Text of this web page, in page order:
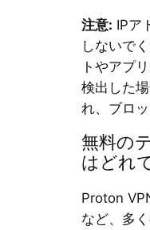
注意: IPア
しないで
トやアプ
検出した
れ、ブロッ
無料の
はどれ
Proton
など、多